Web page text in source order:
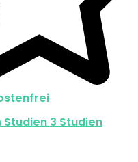
Studien 3 Studien